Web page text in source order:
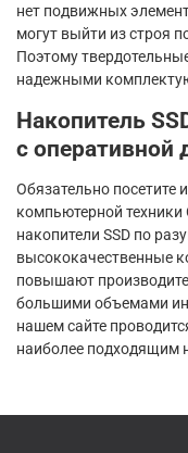
нет подвижных
могут выйти из строя
Поэтому
надежными
Накопитель
с оперативной
Обязательно посетите
компьютерной техники
накопители SSD по
высококачественные
повышают
большими объемами
нашем сайте
наиболее подходящим